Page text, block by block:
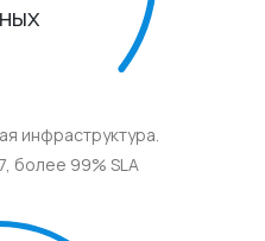
инфраструктура.
более 99% SLA